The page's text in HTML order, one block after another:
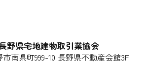
野県宅地建物取引業協会
市南県町999-10 長野県不動産会館3F